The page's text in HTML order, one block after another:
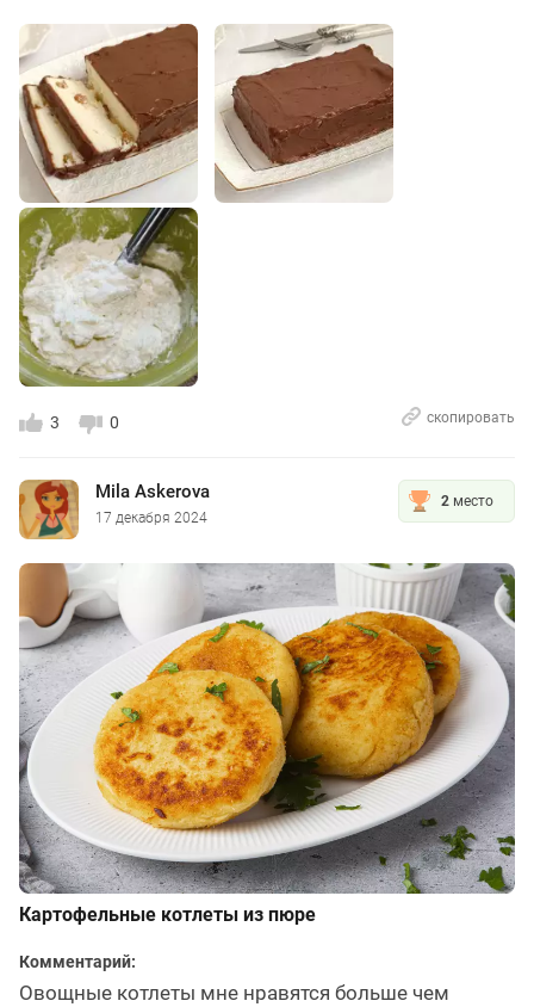
3 0 скопировать
2 место
Mila Askerova
17 декабря 2024
Картофельные котлеты из пюре
Комментарий:
Овощные котлеты мне нравятся больше чем